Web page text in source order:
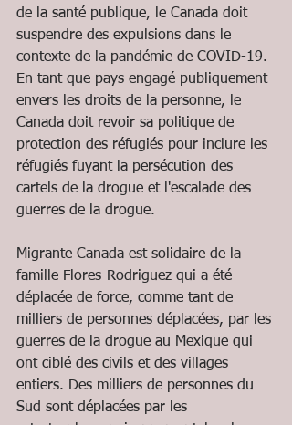
de la santé publique, le Canada doit
suspendre des expulsions dans le
contexte de la pandémie de COVID-19.
En tant que pays engagé publiquement
envers les droits de la personne, le
Canada doit revoir sa politique de
protection des réfugiés pour inclure les
réfugiés fuyant la persécution des
cartels de la drogue et l'escalade des
guerres de la drogue.
Migrante Canada est solidaire de la
famille Flores-Rodriguez qui a été
déplacée de force, comme tant de
milliers de personnes déplacées, par les
guerres de la drogue au Mexique qui
ont ciblé des civils et des villages
entiers. Des milliers de personnes du
Sud sont déplacées par les